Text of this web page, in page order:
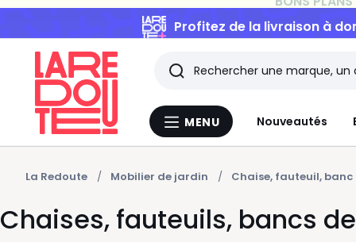
Profitez de la livraison à
Menu
MENU Nouveautés
Rechercher
Les
derniers
articles
consultés
La Redoute Mobilier de jardin Chaise, fauteuil,
Chaises, fauteuils, bancs